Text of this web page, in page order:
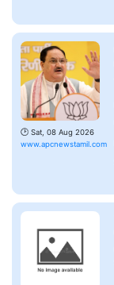
🕑 Sat, 08 Aug 2026
www.apcnewstamil.com